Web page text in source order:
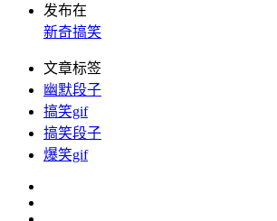
发布在
新奇搞笑
文章标签
幽默段子
搞笑gif
搞笑段子
爆笑gif